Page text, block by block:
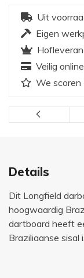
Uit
Eigen
Veilig
We scoren
Details
Dit Longfield
hoogwaardig
dartboard heeft
Braziliaanse sisal